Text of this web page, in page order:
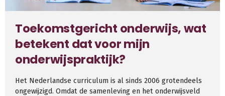
Toekomstgericht onderwijs, wat
betekent dat voor mijn
onderwijspraktijk?
Het Nederlandse curriculum is al sinds 2006 grotendeels
ongewijzigd. Omdat de samenleving en het onderwijsveld